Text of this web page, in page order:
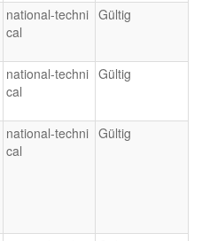
national-techni
cal
Gültig
national-techni
cal
Gültig
national-techni
cal
Gültig